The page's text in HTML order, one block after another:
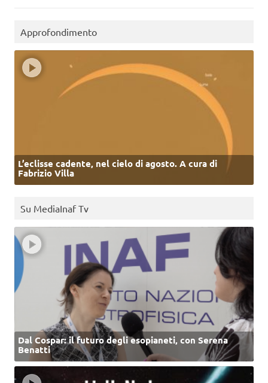
Approfondimento
L’eclisse cadente, nel cielo di agosto. A cura di
Fabrizio Villa
Su MediaInaf Tv
Dal Cospar: il futuro degli esopianeti, con Serena
Benatti